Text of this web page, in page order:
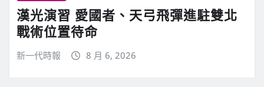
漢光演習 愛國者、天弓飛彈進駐雙北
戰術位置待命
新一代時報 8 月 6, 2026